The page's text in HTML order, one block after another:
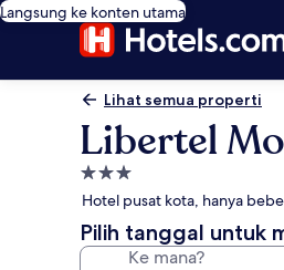
Langsung ke konten utama
Lihat semua properti
Libertel
Properti
bintang
3.0
Hotel pusat kota, hanya
Pilih tanggal untuk
Ke mana?